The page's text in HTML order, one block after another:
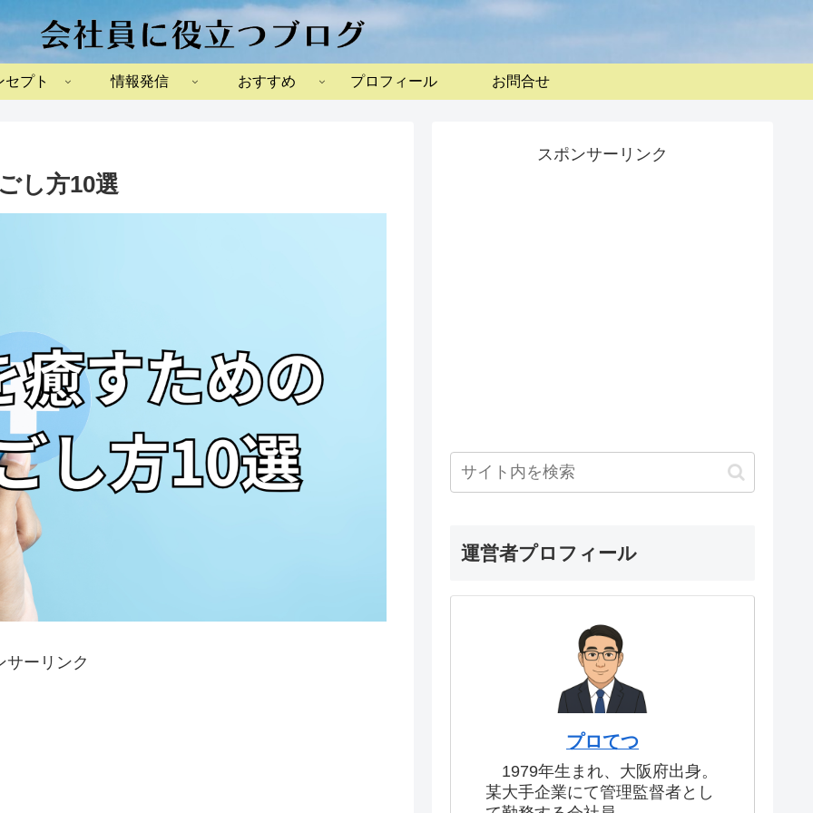
セプト 情報発信 おすすめ プロフィール お問合せ
し方10選
サーリンク
スポンサーリンク
運営者プロフィール
プロてつ
1979年生まれ、大阪府出身。
某大手企業にて管理監督者とし